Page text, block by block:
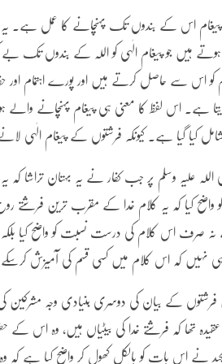
پیغام اس کے بندوں تک پہنچانے کا عمل ہے۔
ہیں جو پیغام الٰہی کو اللہ کے بندوں تک
کو اس سے حاصل کرتے ہیں اور پورے اہتمام اور
دیتا ہے۔ اس لفظ کا معنی ہی پیغام پہنچانے
کیا گیا ہے۔ کیونکہ فرشتوں کے پیغام الٰہی لانے
اللہ علیہ وسلم پر جب کفار نے یہ بہتان تراشا
واضح کیا کہ یہ کلام خدا کے مقرب ترین فرشتے
نہ صرف اس کلام کی درست نسبت کو واضح کیا بلکہ
ہی نہیں کہ اس کلام میں کسی قسم کی آمیزش
فرشتوں کے بیان کی دوسری بنیادی وجہ مشرکین کی
تھا کہ فرشتے خدا کی بیٹیاں ہیں، وہ اس کے
نے اس بات کو بالکل کھول کر واضح کیا ہے کہ وہ